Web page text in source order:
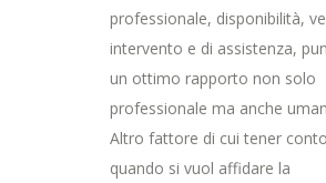
professionale, disponibilità,
intervento e di assistenza,
un ottimo rapporto non solo
professionale ma anche
Altro fattore di cui tener
quando si vuol affidare la